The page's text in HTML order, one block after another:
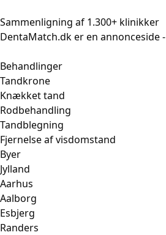
til
indhold
Sammenligning af 1.300+ klinikker
DentaMatch.dk er en annonceside -
Behandlinger
Tandkrone
Knækket tand
Rodbehandling
Tandblegning
Fjernelse af visdomstand
Byer
Jylland
Aarhus
Aalborg
Esbjerg
Randers